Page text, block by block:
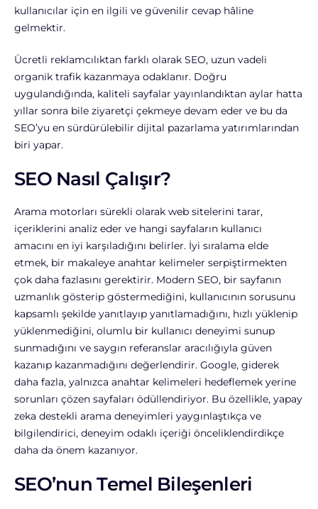
kullanıcılar için en ilgili ve güvenilir cevap hâline
gelmektir.
Ücretli reklamcılıktan farklı olarak SEO, uzun vadeli
organik trafik kazanmaya odaklanır. Doğru
uygulandığında, kaliteli sayfalar yayınlandıktan aylar hatta
yıllar sonra bile ziyaretçi çekmeye devam eder ve bu da
SEO’yu en sürdürülebilir dijital pazarlama yatırımlarından
biri yapar.
SEO Nasıl Çalışır?
Arama motorları sürekli olarak web sitelerini tarar,
içeriklerini analiz eder ve hangi sayfaların kullanıcı
amacını en iyi karşıladığını belirler. İyi sıralama elde
etmek, bir makaleye anahtar kelimeler serpiştirmekten
çok daha fazlasını gerektirir. Modern SEO, bir sayfanın
uzmanlık gösterip göstermediğini, kullanıcının sorusunu
kapsamlı şekilde yanıtlayıp yanıtlamadığını, hızlı yüklenip
yüklenmediğini, olumlu bir kullanıcı deneyimi sunup
sunmadığını ve saygın referanslar aracılığıyla güven
kazanıp kazanmadığını değerlendirir. Google, giderek
daha fazla, yalnızca anahtar kelimeleri hedeflemek yerine
sorunları çözen sayfaları ödüllendiriyor. Bu özellikle, yapay
zeka destekli arama deneyimleri yaygınlaştıkça ve
bilgilendirici, deneyim odaklı içeriği önceliklendirdikçe
daha da önem kazanıyor.
SEO’nun Temel Bileşenleri